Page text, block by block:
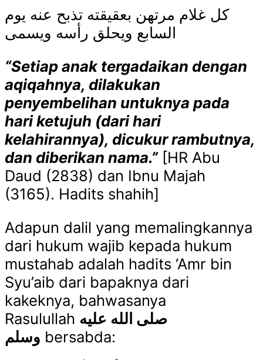
كل غلام مرتهن بعقيقته تذبح عنه يوم
السابع ويحلق رأسه ويسمى
“Setiap anak tergadaikan dengan
aqiqahnya, dilakukan
penyembelihan untuknya pada
hari ketujuh (dari hari
kelahirannya), dicukur rambutnya,
dan diberikan nama.”[HR Abu
Daud (2838) dan Ibnu Majah
(3165). Hadits shahih]
Adapun dalil yang memalingkannya
dari hukum wajib kepada hukum
mustahab adalah hadits ‘Amr bin
Syu’aib dari bapaknya dari
kakeknya, bahwasanya
Rasulullah صلى الله عليه
وسلم bersabda: